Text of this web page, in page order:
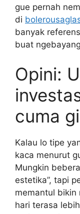
gue pernah
di
banyak
buat
Opini:
cuma
Kalau lo tipe
kaca menurut
Mungkin
estetika”, tapi
memantul
hari terasa